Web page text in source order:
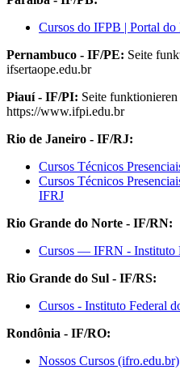
Cursos do IFPB | Portal do
Pernambuco - IF/PE: Seite
ifsertaope.edu.br
Piauí - IF/PI: Seite
https://www.ifpi.edu.br
Rio de Janeiro - IF/RJ:
Cursos Técnicos
Cursos Técnicos
IFRJ
Rio Grande do Norte - IF/RN:
Cursos — IFRN - Instituto
Rio Grande do Sul - IF/RS:
Cursos - Instituto Federal
Rondônia - IF/RO:
Nossos Cursos (ifro.edu.br)